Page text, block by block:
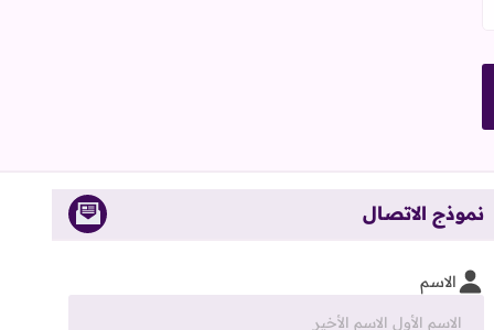
نموذج الاتصال
الاسم